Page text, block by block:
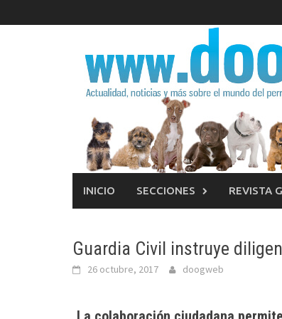
al
INICIO SECCIONES REVISTA
Guardia Civil instruye
26 octubre, 2017 doogweb